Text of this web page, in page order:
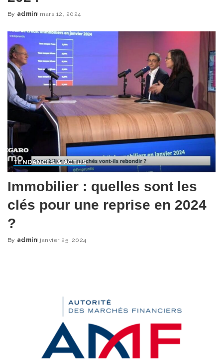
Posted
By admin mars 12, 2024
TENDANCES & ACTUS
Immobilier : quelles sont les
clés pour une reprise en 2024
?
Posted
By admin janvier 25, 2024